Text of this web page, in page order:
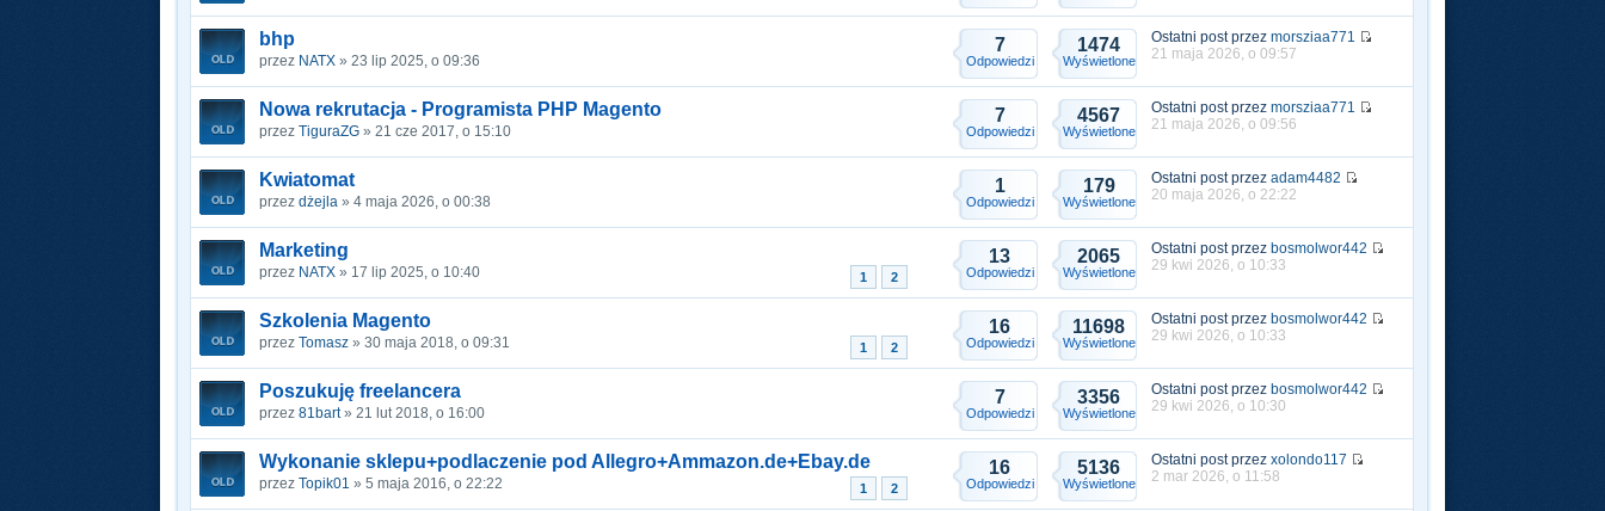
bhp
przez NATX » 23 lip 2025, o 09:36
7
Odpowiedzi
1474
Wyświetlone
Ostatni post przezmorsziaa771
21 maja 2026, o 09:57
Nowa rekrutacja - Programista PHP Magento
przezTiguraZG » 21 cze 2017, o 15:10
7
Odpowiedzi
4567
Wyświetlone
Ostatni post przezmorsziaa771
21 maja 2026, o 09:56
Kwiatomat
przezdżejla » 4 maja 2026, o 00:38
1
Odpowiedzi
179
Wyświetlone
Ostatni post przezadam4482
20 maja 2026, o 22:22
Marketing
1 2
przez NATX » 17 lip 2025, o 10:40
13
Odpowiedzi
2065
Wyświetlone
Ostatni post przez bosmolwor442
29 kwi 2026, o 10:33
Szkolenia Magento
1 2
przezTomasz » 30 maja 2018, o 09:31
16
Odpowiedzi
11698
Wyświetlone
Ostatni post przez bosmolwor442
29 kwi 2026, o 10:33
Poszukuję freelancera
przez81bart» 21 lut 2018, o 16:00
7
Odpowiedzi
3356
Wyświetlone
Ostatni post przez bosmolwor442
29 kwi 2026, o 10:30
Wykonanie sklepu+podlaczenie pod Allegro+Ammazon.de+Ebay.de
1 2
przezTopik01 » 5 maja 2016, o 22:22
16
Odpowiedzi
5136
Wyświetlone
Ostatni post przezxolondo117
2 mar 2026, o 11:58